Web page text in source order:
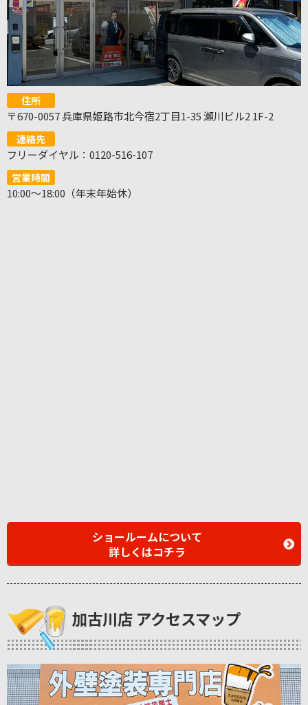
住所
〒670-0057 兵庫県姫路市北今宿2丁目1-35 瀬川ビル2 1F-2
連絡先
フリーダイヤル：0120-516-107
営業時間
10:00～18:00（年末年始休）
ショールームについて
詳しくはコチラ
加古川店 アクセスマップ